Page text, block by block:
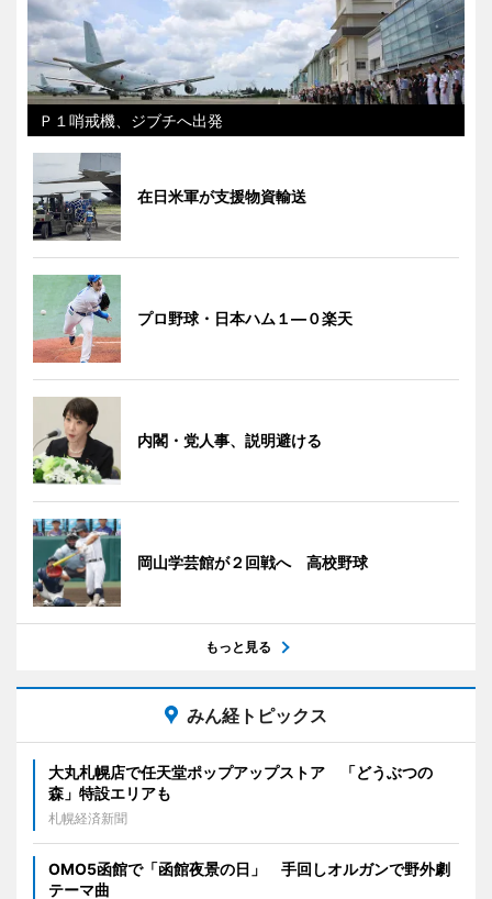
Ｐ１哨戒機、ジブチへ出発
在日米軍が支援物資輸送
プロ野球・日本ハム１―０楽天
内閣・党人事、説明避ける
岡山学芸館が２回戦へ 高校野球
もっと見る
みん経トピックス
大丸札幌店で任天堂ポップアップストア 「どうぶつの
森」特設エリアも
札幌経済新聞
OMO5函館で「函館夜景の日」 手回しオルガンで野外劇
テーマ曲